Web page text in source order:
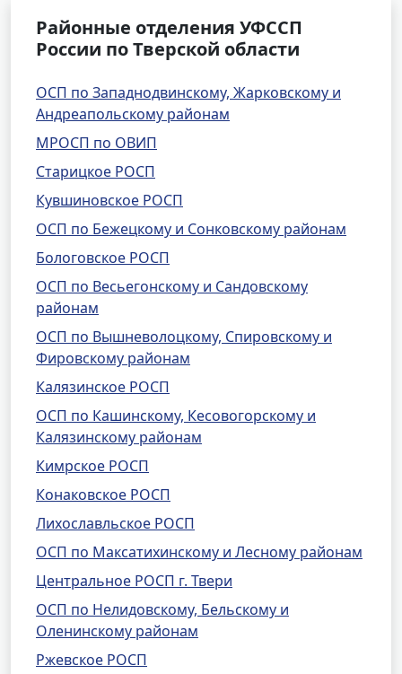
Районные отделения УФССП
России по Тверской области
ОСП по Западнодвинскому, Жарковскому и
Андреапольскому районам
МРОСП по ОВИП
Старицкое РОСП
Кувшиновское РОСП
ОСП по Бежецкому и Сонковскому районам
Бологовское РОСП
ОСП по Весьегонскому и Сандовскому
районам
ОСП по Вышневолоцкому, Спировскому и
Фировскому районам
Калязинское РОСП
ОСП по Кашинскому, Кесовогорскому и
Калязинскому районам
Кимрское РОСП
Конаковское РОСП
Лихославльское РОСП
ОСП по Максатихинскому и Лесному районам
Центральное РОСП г. Твери
ОСП по Нелидовскому, Бельскому и
Оленинскому районам
Ржевское РОСП